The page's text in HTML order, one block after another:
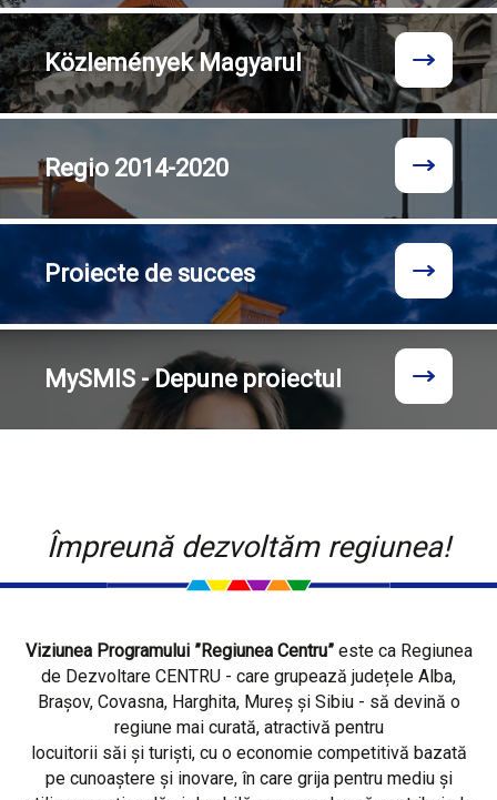
KözleményekMagyarul
Regio 2014-2020
Proiecte de succes
MySMIS - Depune proiectul
Împreună dezvoltăm regiunea!
Viziunea Programului ”Regiunea Centru”este ca Regiunea
de Dezvoltare CENTRU - care grupează județele Alba,
Brașov, Covasna, Harghita, Mureș și Sibiu - să devină o
regiune mai curată, atractivă pentru
locuitorii săi și turiști, cu o economie competitivă bazată
pe cunoaștere și inovare, în care grija pentru mediu și